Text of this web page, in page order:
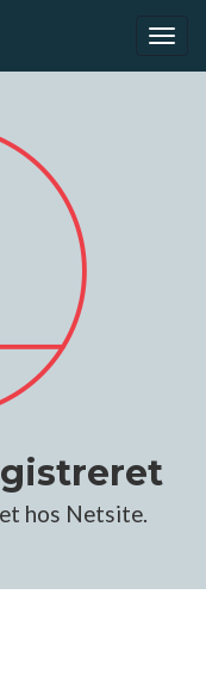
hos Netsite.